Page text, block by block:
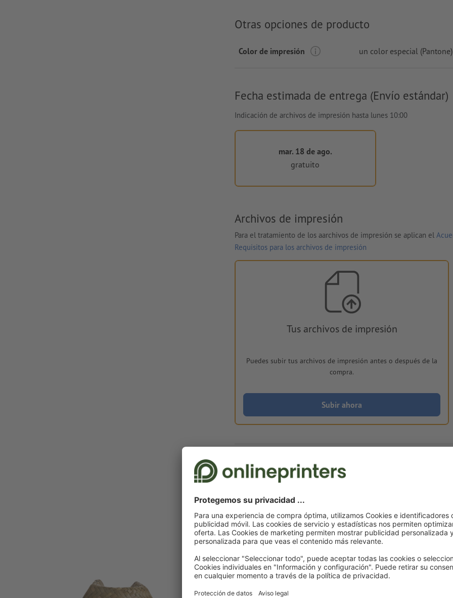
Otras opciones de producto
Color de impresión un color especial (Pantone)
Fecha estimada de entrega (Envío estándar)
Indicación de archivos de impresión hasta lunes 10:00
mar. 18 de ago.
gratuito
Archivos de impresión
Para el tratamiento de los aarchivos de impresión se aplican el
Requisitos para los archivos de impresión
Tus archivos de impresión
Puedes subir tus archivos de impresión antes o después de la
compra.
Subir ahora
Entrega aprox.:
mar. 18 de ago.
Notas sobre archivos de impresión Sombrero
Summerside